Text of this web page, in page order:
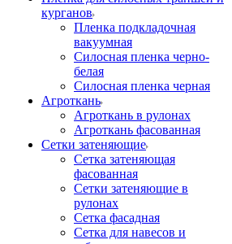
курганов
Пленка подкладочная
вакуумная
Силосная пленка черно-
белая
Силосная пленка черная
Агроткань
Агроткань в рулонах
Агроткань фасованная
Сетки затеняющие
Сетка затеняющая
фасованная
Сетки затеняющие в
рулонах
Сетка фасадная
Сетка для навесов и